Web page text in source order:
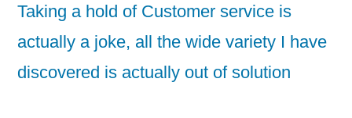
Taking a hold of Customer service is
actually a joke, all the wide variety I have
discovered is actually out of solution